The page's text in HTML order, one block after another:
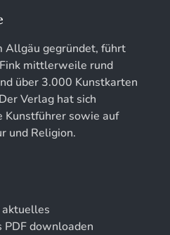
Deutsche Gesellschaft
Thüringer Schlösser und
Allgäu gegründet, führt
mittlerweile rund
über 3.000 Kunstkarten
Verlag hat sich
Kunstführer sowie auf
und Religion.
PDF downloaden